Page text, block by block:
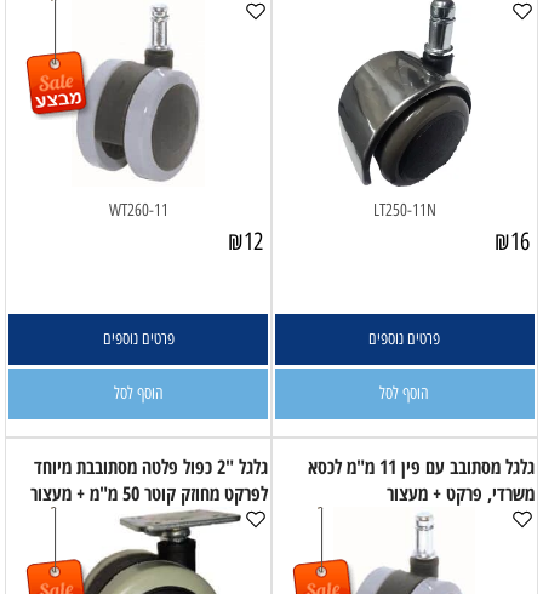
LT250-11N
₪16
פרטים נוספים
הוסף לסל
WT260-11
₪12
פרטים נוספים
הוסף לסל
גלגל מסתובב עם פין 11 מ"מ לכסא
משרדי, פרקט + מעצור
גלגל "2 כפול פלטה מסתובבת מיוחד
לפרקט מחוזק קוטר 50 מ"מ + מעצור